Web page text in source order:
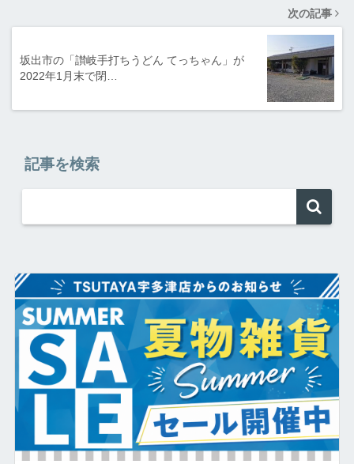
次の記事
坂出市の「讃岐手打ちうどん てっちゃん」が
2022年1月末で閉…
記事を検索